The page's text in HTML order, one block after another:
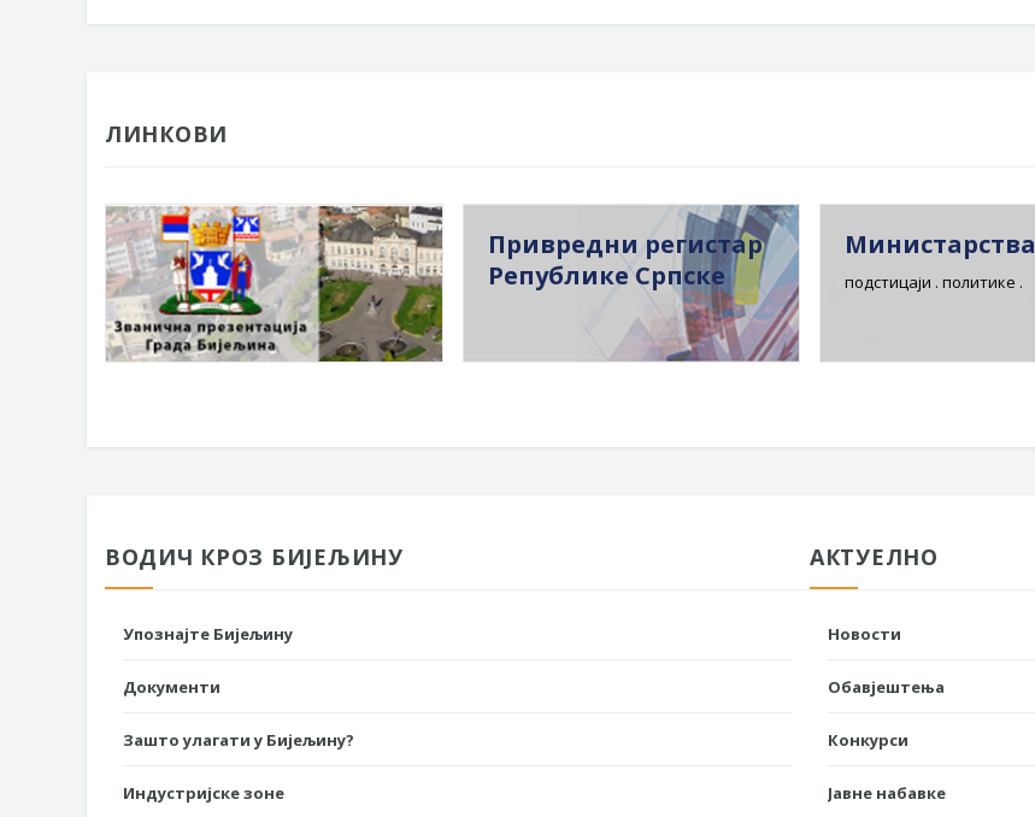
ЛИНКОВИ
Привредни регистар
Републике Српске
Министарства
подстицаји . политике .
ВОДИЧ КРОЗ БИЈЕЉИНУ
Упознајте Бијељину
Документи
Зашто улагати у Бијељину?
Индустријске зоне
АКТУЕЛНО
Новости
Обавјештења
Конкурси
Јавне набавке